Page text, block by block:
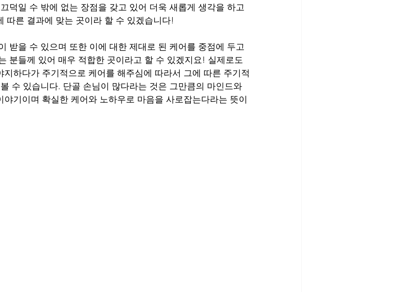
덕일 수 밖에 없는 장점을 갖고 있어 더욱 새롭게 생각을 하고
따른 결과에 맞는 곳이라 할 수 있겠습니다!
받을 수 있으며 또한 이에 대한 제대로 된 케어를 중점에 두고
분들께 있어 매우 적합한 곳이라고 할 수 있겠지요! 실제로도
하다가 주기적으로 케어를 해주심에 따라서 그에 따른 주기적
수 있습니다. 단골 손님이 많다라는 것은 그만큼의 마인드와
기이며 확실한 케어와 노하우로 마음을 사로잡는다라는 뜻이